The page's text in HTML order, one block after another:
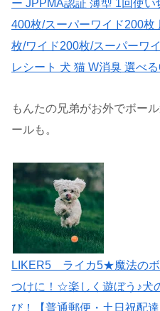
ー JPPMA認証 薄型 1回使
400枚/スーパーワイド200枚
枚/ワイド200枚/スーパーワ
レシート 犬 猫 W消臭 選べ
もんたの兄弟がお外でボー
ールも。
LIKER5 ライカ5★魔法の
つけに！☆楽しく遊ぼう♪
び！【普通郵便・土日祝配